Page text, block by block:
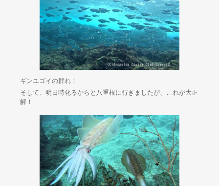
ギンユゴイの群れ！
そして、明日時化るからと八重根に行きましたが、これが大正
解！